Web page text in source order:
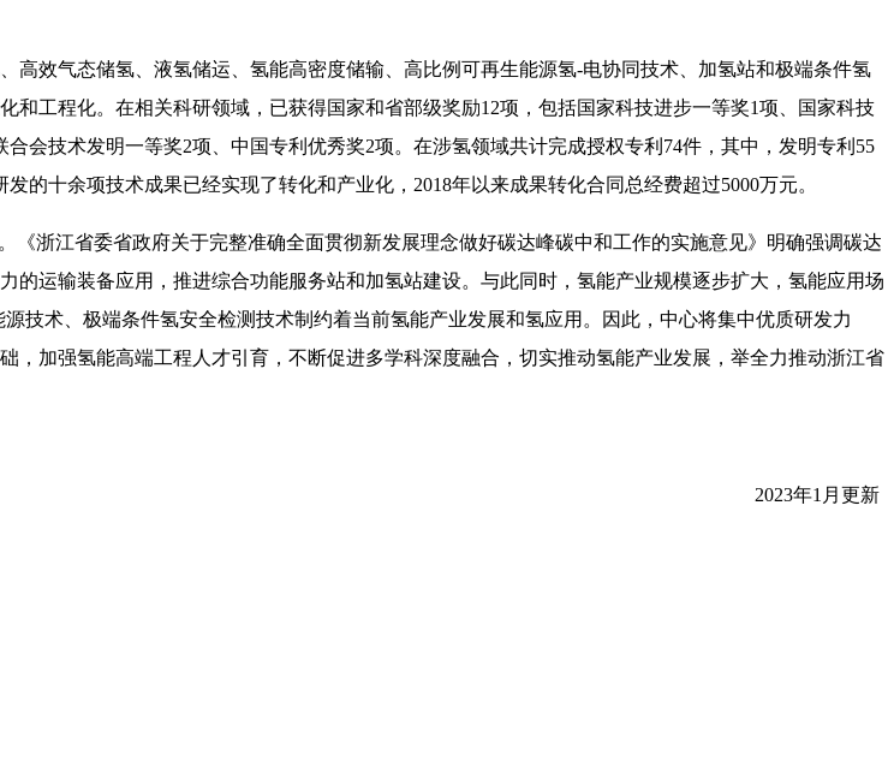
效气态储氢、液氢储运、氢能高密度储输、高比例可再生能源氢-电协同技术、加氢站和极端条件氢
工程化。在相关科研领域，已获得国家和省部级奖励12项，包括国家科技进步一等奖1项、国家科技
会技术发明一等奖2项、中国专利优秀奖2项。在涉氢领域共计完成授权专利74件，其中，发明专利55
的十余项技术成果已经实现了转化和产业化，2018年以来成果转化合同总经费超过5000万元。
浙江省委省政府关于完整准确全面贯彻新发展理念做好碳达峰碳中和工作的实施意见》明确强调碳达
运输装备应用，推进综合功能服务站和加氢站建设。与此同时，氢能产业规模逐步扩大，氢能应用场
技术、极端条件氢安全检测技术制约着当前氢能产业发展和氢应用。因此，中心将集中优质研发力
加强氢能高端工程人才引育，不断促进多学科深度融合，切实推动氢能产业发展，举全力推动浙江省
2023年1月更新